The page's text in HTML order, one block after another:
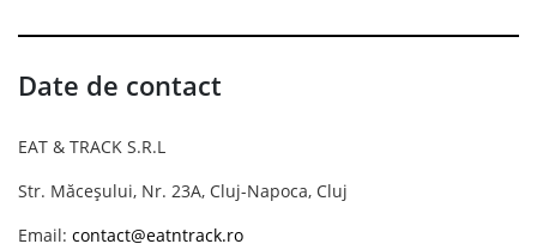
Date de contact
EAT & TRACK S.R.L
Str. Măceșului, Nr. 23A, Cluj-Napoca, Cluj
Email: contact@eatntrack.ro